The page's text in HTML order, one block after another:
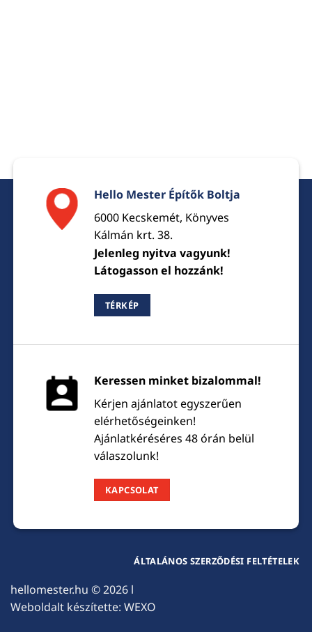
Hello Mester Építők Boltja
6000 Kecskemét, Könyves
Kálmán krt. 38.
Jelenleg nyitva vagyunk!
Látogasson el hozzánk!
TÉRKÉP
Keressen minket bizalommal!
Kérjen ajánlatot egyszerűen
elérhetőségeinken!
Ajánlatkéréséres 48 órán belül
válaszolunk!
KAPCSOLAT
hellomester.hu © 2026 l
Weboldalt készítette: WEXO
ÁLTALÁNOS SZERZŐDÉSI FELTÉTELEK